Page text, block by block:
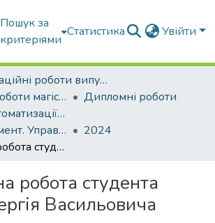
Пошук за
критеріями
Статистика Увійти
Атестаційні роботи випускників
Атестаційні роботи магістрів
Дипломні роботи
Факультет автоматизації і інформаційних технологій
073 Менеджмент. Управління проектами
2024
Атестаційна робота студента Ротчука Сергія Васильовича
робота студента
Васильовича